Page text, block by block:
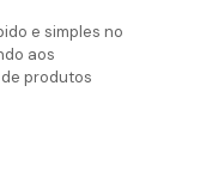
e simples no
aos
produtos